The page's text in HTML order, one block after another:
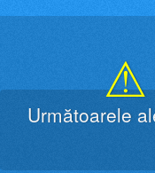
⚠
Următoarele